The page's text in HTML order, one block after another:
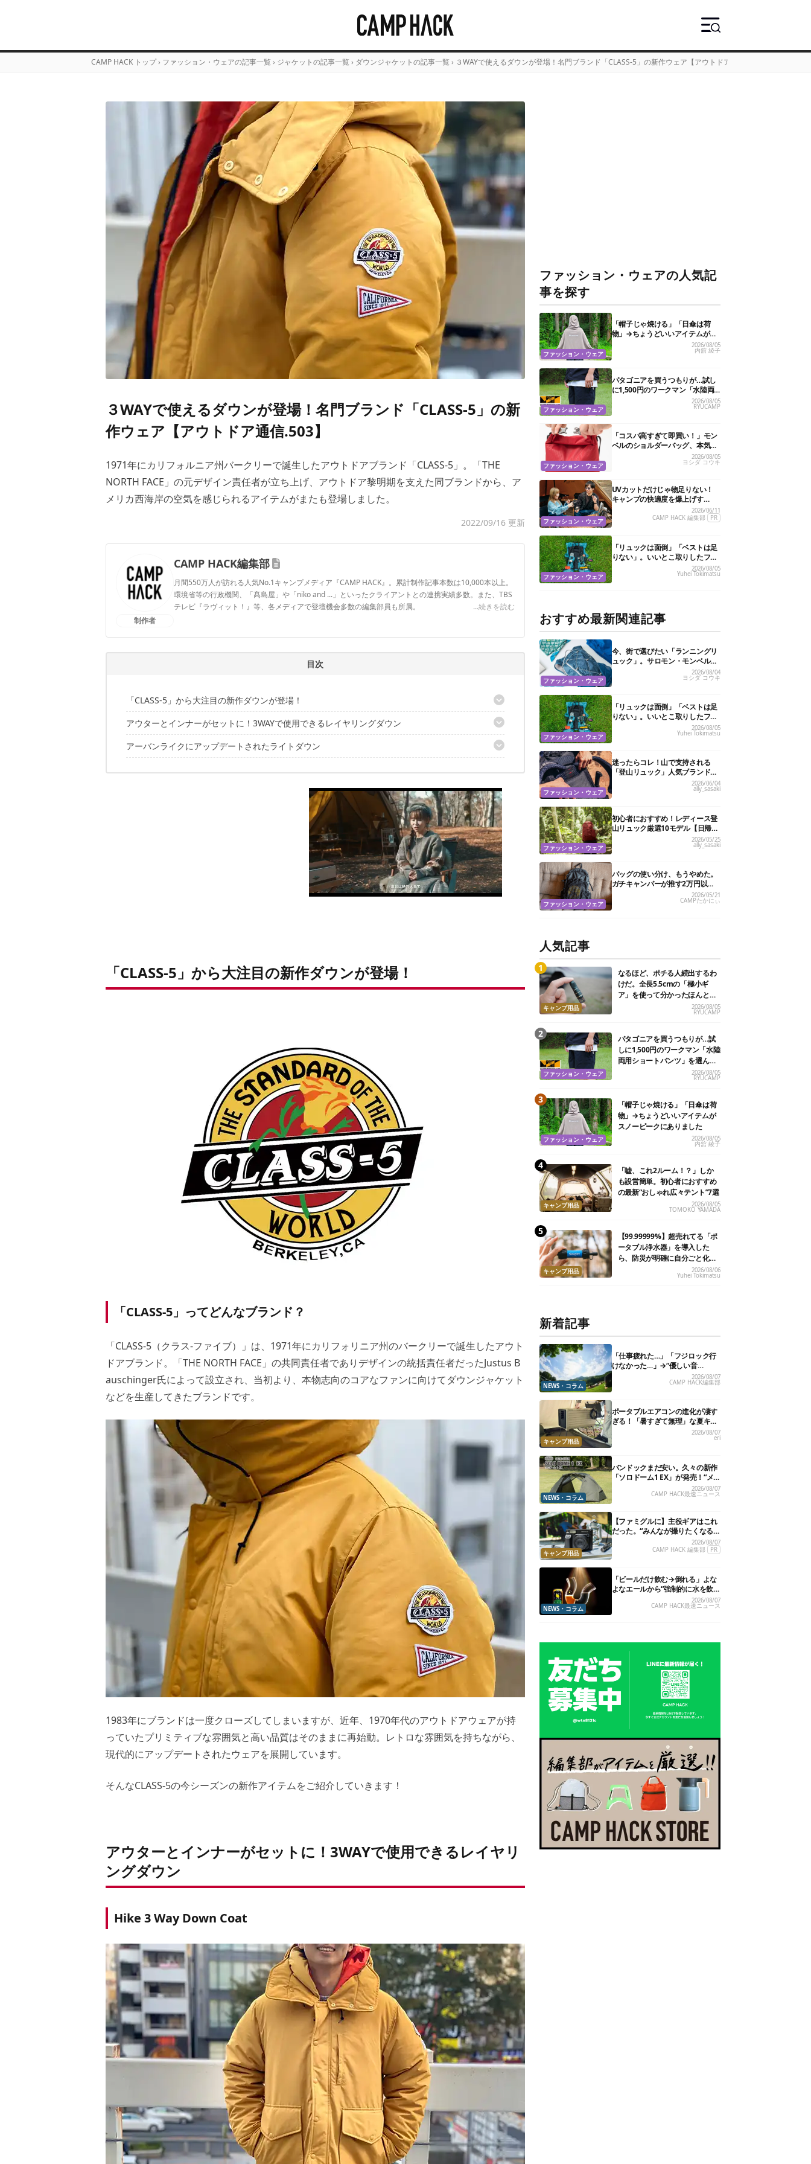
CAMP HACK トップ › ファッション・ウェアの記事一覧 › ジャケットの記事一覧 › ダウンジャケットの記事一覧 › ３WAYで使えるダウンが登場！名門ブランド「CLASS-5」の新作ウェア【アウトドア通信.503】
３WAYで使えるダウンが登場！名門ブランド「CLASS-5」の新
作ウェア【アウトドア通信.503】
1971年にカリフォルニア州バークリーで誕生したアウトドアブランド「CLASS-5」。「THE
NORTH FACE」の元デザイン責任者が立ち上げ、アウトドア黎明期を支えた同ブランドから、ア
メリカ西海岸の空気を感じられるアイテムがまたも登場しました。
2022/09/16 更新
制作者
CAMP HACK編集部
月間550万人が訪れる人気No.1キャンプメディア『CAMP HACK』。累計制作記事本数は10,000本以上。
環境省等の行政機関、「髙島屋」や「niko and ...」といったクライアントとの連携実績多数。また、TBS
テレビ『ラヴィット！』等、各メディアで登壇機会多数の編集部員も所属。
...続きを読む
目次
「CLASS-5」から大注目の新作ダウンが登場！
「CLASS-5」ってどんなブランド？
アウターとインナーがセットに！3WAYで使用できるレイヤリングダウン
Hike 3 Way Down Coat
アーバンライクにアップデートされたライトダウン
Round Neck Inner Blouson Classic Round Pocket
「CLASS-5」から大注目の新作ダウンが登場！
「CLASS-5」ってどんなブランド？
「CLASS-5（クラス-ファイブ）」は、1971年にカリフォリニア州のバークリーで誕生したアウト
ドアブランド。「THE NORTH FACE」の共同責任者でありデザインの統括責任者だったJustus B
auschinger氏によって設立され、当初より、本物志向のコアなファンに向けてダウンジャケット
などを生産してきたブランドです。
1983年にブランドは一度クローズしてしまいますが、近年、1970年代のアウトドアウェアが持
っていたプリミティブな雰囲気と高い品質はそのままに再始動。レトロな雰囲気を持ちながら、
現代的にアップデートされたウェアを展開しています。
そんなCLASS-5の今シーズンの新作アイテムをご紹介していきます！
アウターとインナーがセットに！3WAYで使用できるレイヤリ
ングダウン
Hike 3 Way Down Coat
ファッション・ウェアの人気記
事を探す
ファッション・ウェア
「帽子じゃ焼ける」「日傘は荷
物」→ちょうどいいアイテムがス
ノーピークにありました
2026/08/05
内舘 綾子
ファッション・ウェア
パタゴニアを買うつもりが…試し
に1,500円のワークマン「水陸両
用ショートパンツ」を選んだら大
正解だった
2026/08/05
RYUCAMP
ファッション・ウェア
「コスパ高すぎて即買い！」モン
ベルのショルダーバッグ、本気で
2026/08/05
ヨシダ コウキ
ファッション・ウェア
UVカットだけじゃ物足りない！
キャンプの快適度を爆上げす
る“特殊機能”サングラス3選2026/06/11
CAMP HACK 編集部
PR
ファッション・ウェア
「リュックは面倒」「ベストは足
りない」。いいとこ取りしたフェ
ス特化バッグがあるんです2026/08/05
Yuhei Tokimatsu
おすすめ最新関連記事
ファッション・ウェア
今、街で選びたい「ランニングリ
ュック」。サロモン・モンベル…
機能美で選ぶ10選
2026/08/04
ヨシダ コウキ
ファッション・ウェア
「リュックは面倒」「ベストは足
りない」。いいとこ取りしたフェ
ス特化バッグがあるんです2026/08/05
Yuhei Tokimatsu
ファッション・ウェア
迷ったらコレ！山で支持される
「登山リュック」人気ブランド＆
2026/06/04
ally_sasaki
ファッション・ウェア
初心者におすすめ！レディース登
山リュック厳選10モデル【日帰り
登山〜1泊】
2026/05/25
ally_sasaki
ファッション・ウェア
バッグの使い分け、もうやめた。
ガチキャンパーが推す2万円以下
の万能リュックがコスパ最強！
2026/05/21
CAMPたかにぃ
人気記事
キャンプ用品
なるほど、ポチる人続出するわ
けだ。全長5.5cmの「極小ギ
ア」を使って分かったほんとの
2026/08/05
RYUCAMP
ファッション・ウェア
パタゴニアを買うつもりが…試
しに1,500円のワークマン「水陸
両用ショートパンツ」を選んだ
2026/08/05
RYUCAMP
ファッション・ウェア
「帽子じゃ焼ける」「日傘は荷
物」→ちょうどいいアイテムが
スノーピークにありました
2026/08/05
内舘 綾子
キャンプ用品
「嘘、これ2ルーム！？」しか
も設営簡単。初心者におすすめ
の最新“おしゃれ広々テント”7選
2026/08/05
TOMOKO YAMADA
キャンプ用品
【99.99999%】超売れてる「ポ
ータブル浄水器」を導入した
ら、防災が明確に自分ごと化し
2026/08/06
Yuhei Tokimatsu
新着記事
NEWS・コラム
「仕事疲れた…」「フジロック行
けなかった…」→“優しい音
楽”と“大きな自然”で治癒。まだ間
に合います。
2026/08/07
CAMP HACK編集部
キャンプ用品
ポータブルエアコンの進化が凄す
ぎる！「暑すぎて無理」な夏キャ
ンプを激変させる最新5選2026/08/07
eri
NEWS・コラム
バンドックまだ安い。久々の新作
「ソロドーム1 EX」が発売！“メ
ッシュインナー”だけでも使える
よ【防災も◎】
2026/08/07
CAMP HACK最速ニュース
キャンプ用品
【ファミグルに】主役ギアはこれ
だった。“みんなが撮りたくなる
カメラ”が楽しすぎる！
2026/08/07
CAMP HACK 編集部
PR
NEWS・コラム
「ビールだけ飲む→倒れる」よな
よなエールから“強制的に水を飲
2026/08/07
CAMP HACK最速ニュース